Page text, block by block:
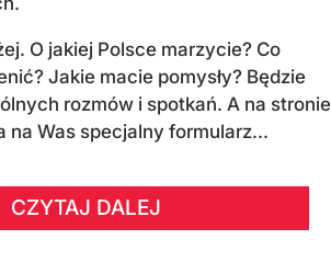
O jakiej Polsce marzycie? Co
Jakie macie pomysły? Będzie
rozmów i spotkań. A na stronie
na Was specjalny formularz...
CZYTAJ DALEJ